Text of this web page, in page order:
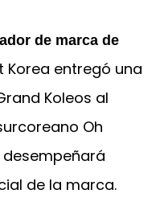
de marca de
Korea entregó una
Koleos al
Oh
de la marca.